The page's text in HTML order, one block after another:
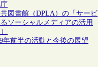
図書館（DPLA）の「サービ
ソーシャルメディアの活用
年前半の活動と今後の展望